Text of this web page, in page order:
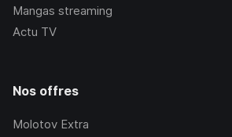
Mangas streaming
Actu TV
Nos offres
Molotov Extra